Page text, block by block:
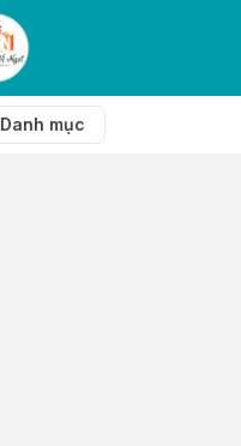
Danh mục